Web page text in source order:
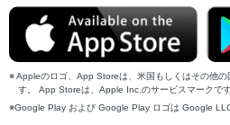
Appleのロゴ、App Storeは、米国もしくはその他
す。 App Storeは、Apple Inc.のサービスマークです
Google Play および Google Play ロゴは Google LLC